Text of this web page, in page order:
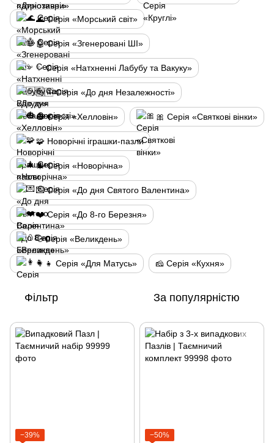
🌊 Серія «Морський світ»
🤖 Серія «Згенеровані ШІ»
✨ Серія «Натхненні Лабубу та Вакуку»
🇺🇦 Серія «До дня Незалежності»
🎃 Серія «Хелловін» 🎀 Серія «Святкові вінки»
🧩 Новорічні іграшки-пазли
🎄 Серія «Новорічна»
💌 Серія «До дня Святого Валентина»
❤️ Серія «До 8-го Березня»
🥚Серія «Великдень»
👩‍👧 Серія «Для Матусь» 🧀 Серія «Кухня»
Фільтр За популярністю
−39%
−50%